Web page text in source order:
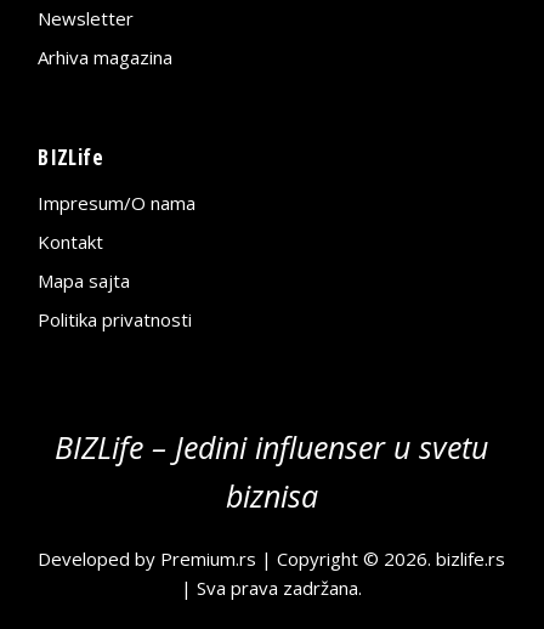
Newsletter
Arhiva magazina
BIZLife
Impresum/O nama
Kontakt
Mapa sajta
Politika privatnosti
BIZLife – Jedini influenser u svetu
biznisa
Developed by Premium.rs | Copyright © 2026.bizlife.rs
| Sva prava zadržana.